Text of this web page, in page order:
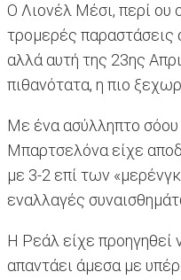
Ο Λιονέλ Μέσι, περί ου
τρομερές παραστάσεις
αλλά αυτή της 23ης
πιθανότατα, η πιο
Με ένα ασύλληπτο σόου
Μπαρτσελόνα είχε
με 3-2 επί των
εναλλαγές
Η Ρεάλ είχε προηγηθεί
απαντάει άμεσα με